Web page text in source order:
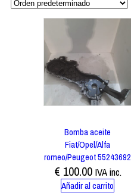
Bomba aceite
Fiat/Opel/Alfa
romeo/Peugeot 55243692
€ 100.00 IVA inc.
Añadir al carrito